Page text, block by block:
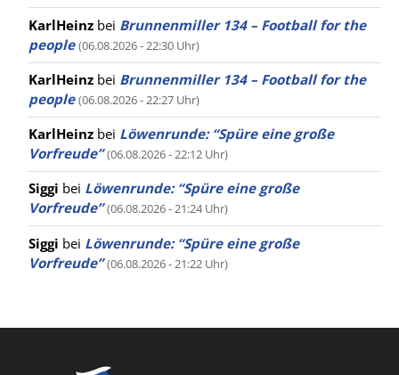
KarlHeinz bei Brunnenmiller 134 – Football for the
people (06.08.2026 - 22:30 Uhr)
KarlHeinz bei Brunnenmiller 134 – Football for the
people (06.08.2026 - 22:27 Uhr)
KarlHeinz bei Löwenrunde: “Spüre eine große
Vorfreude” (06.08.2026 - 22:12 Uhr)
Siggi bei Löwenrunde: “Spüre eine große
Vorfreude” (06.08.2026 - 21:24 Uhr)
Siggi bei Löwenrunde: “Spüre eine große
Vorfreude” (06.08.2026 - 21:22 Uhr)